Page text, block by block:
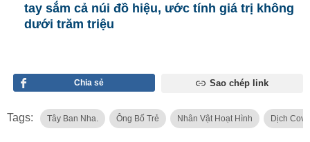
tay sắm cả núi đồ hiệu, ước tính giá trị không
dưới trăm triệu
Chia sẻ Sao chép link
Tags: Tây Ban Nha. Ông Bố Trẻ Nhân Vật Hoạt Hình Dịch